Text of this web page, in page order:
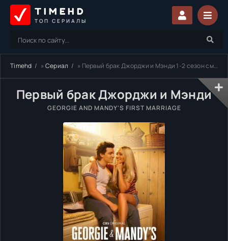
TIMEHD
ТОП СЕРИАЛЫ
Timehd »Сериал » Первый брак Джорджи и Мэнди 1-2 сезон смотреть онлайн бесплатно
Первый брак Джорджи и Мэнди
GEORGIE AND MANDY'S FIRST MARRIAGE